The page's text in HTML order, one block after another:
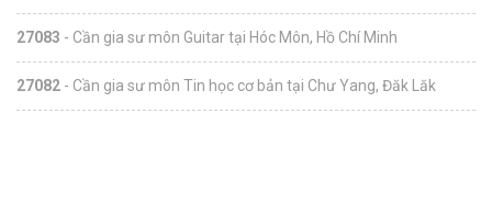
27083 - Cần gia sư môn Guitar tại Hóc Môn, Hồ Chí Minh
27082 - Cần gia sư môn Tin học cơ bản tại Chư Yang, Đăk Lăk